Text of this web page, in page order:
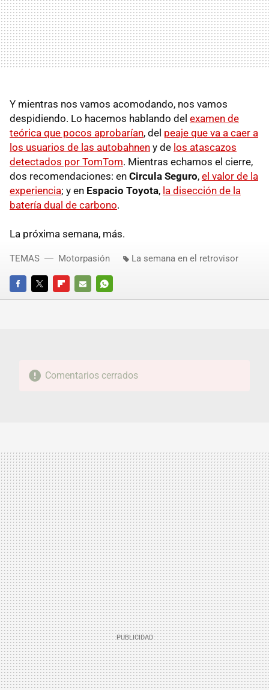
Y mientras nos vamos acomodando, nos vamos
despidiendo. Lo hacemos hablando del examen de
teórica que pocos aprobarían, del peaje que va a caer a
los usuarios de las autobahnen y de los atascazos
detectados por TomTom. Mientras echamos el cierre,
dos recomendaciones: en Circula Seguro, el valor de la
experiencia; y en Espacio Toyota, la disección de la
batería dual de carbono.
La próxima semana, más.
FACEBOOKTWITTERFLIPBOARD
E-
WHATSAPP
TEMAS Motorpasión La semana en el retrovisor
Comentarios cerrados